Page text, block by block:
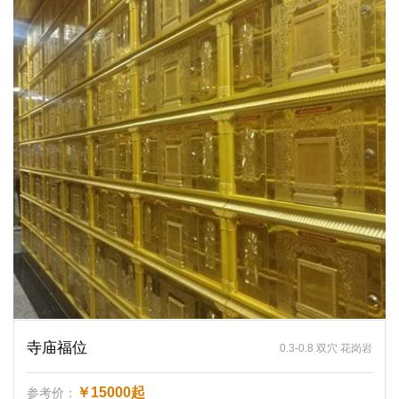
寺庙福位 0.3-0.8 双穴 花岗岩
参考价： ￥15000起